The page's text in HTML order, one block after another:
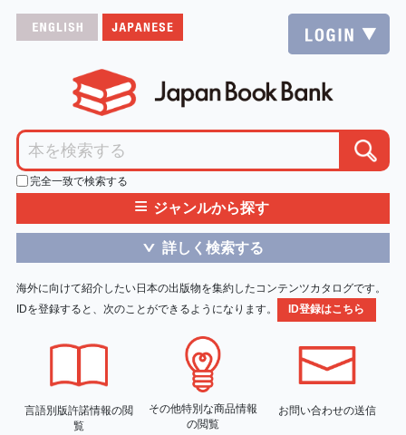
完全一致で検索する
≡ ジャンルから探す
＞ 詳しく検索する
海外に向けて紹介したい日本の出版物を集約したコンテンツカタログです。
IDを登録すると、次のことができるようになります。
ID登録はこちら
言語別版許諾情報の閲
覧
その他特別な商品情報
の閲覧
お問い合わせの送信